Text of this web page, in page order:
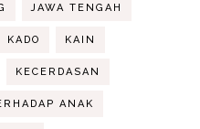
JAWA TENGAH
KADO KAIN
KECERDASAN
ANAK